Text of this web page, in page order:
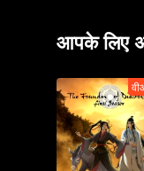
आपके लिए